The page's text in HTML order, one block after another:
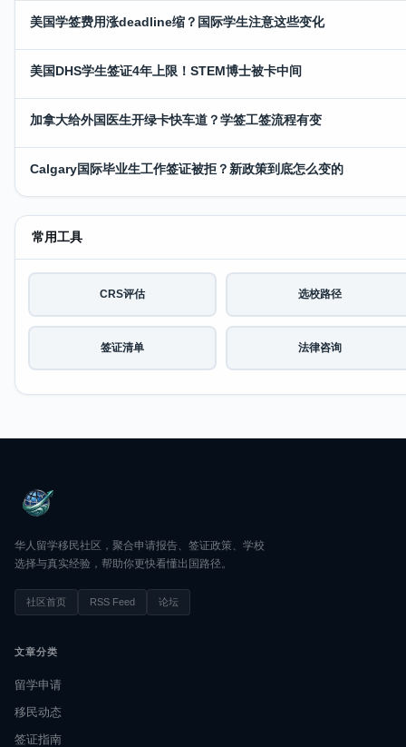
美国学签费用涨deadline缩？国际学生注意这些变化
美国DHS学生签证4年上限！STEM博士被卡中间
加拿大给外国医生开绿卡快车道？学签工签流程有变
Calgary国际毕业生工作签证被拒？新政策到底怎么变的
常用工具
CRS评估 选校路径
签证清单 法律咨询
华人留学移民社区，聚合申请报告、签证政策、学校
选择与真实经验，帮助你更快看懂出国路径。
社区首页 RSS Feed 论坛
文章分类
留学申请
移民动态
签证指南